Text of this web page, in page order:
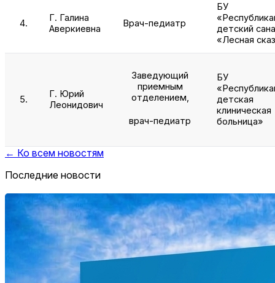
4.
Г. Галина
Аверкиевна
Врач-педиатр
БУ
детский
«Лесная
5.
Г. Юрий
Леонидович
Заведующий
приемным
отделением,
врач-педиатр
БУ
детская
клиническая
больница»
← Ко всем новостям
Последние новости